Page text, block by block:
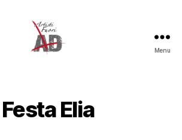
Menu
Festa Elia